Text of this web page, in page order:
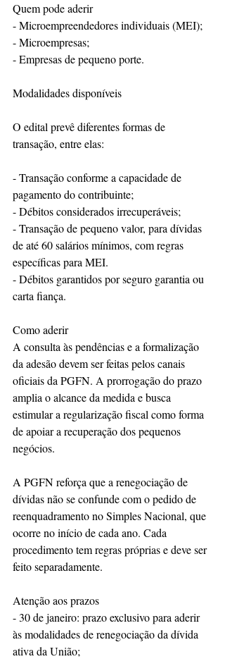
Quem pode aderir
- Microempreendedores individuais (MEI);
- Microempresas;
- Empresas de pequeno porte.
Modalidades disponíveis
O edital prevê diferentes formas de
transação, entre elas:
- Transação conforme a capacidade de
pagamento do contribuinte;
- Débitos considerados irrecuperáveis;
- Transação de pequeno valor, para dívidas
de até 60 salários mínimos, com regras
específicas para MEI.
- Débitos garantidos por seguro garantia ou
carta fiança.
Como aderir
A consulta às pendências e a formalização
da adesão devem ser feitas pelos canais
oficiais da PGFN. A prorrogação do prazo
amplia o alcance da medida e busca
estimular a regularização fiscal como forma
de apoiar a recuperação dos pequenos
negócios.
A PGFN reforça que a renegociação de
dívidas não se confunde com o pedido de
reenquadramento no Simples Nacional, que
ocorre no início de cada ano. Cada
procedimento tem regras próprias e deve ser
feito separadamente.
Atenção aos prazos
- 30 de janeiro: prazo exclusivo para aderir
às modalidades de renegociação da dívida
ativa da União;